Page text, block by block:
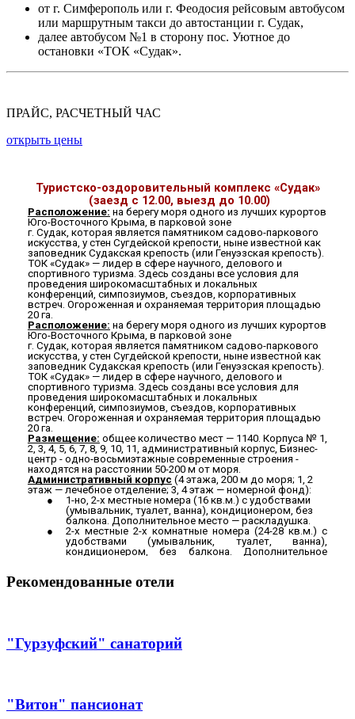
от г. Симферополь или г. Феодосия рейсовым автобусом
или маршрутным такси до автостанции г. Судак,
далее автобусом №1 в сторону пос. Уютное до
остановки «ТОК «Судак».
ПРАЙС, РАСЧЕТНЫЙ ЧАС
открыть цены
Рекомендованные отели
"Гурзуфский" санаторий
"Витон" пансионат